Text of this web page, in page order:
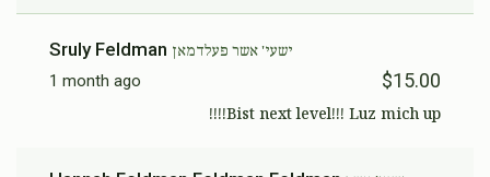
Sruly Feldman ישעי' אשר פעלדמאן
1 month ago $15.00
Bist next level!!! Luz mich up!!!!